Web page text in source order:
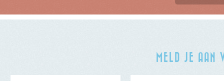
MELD JE AAN